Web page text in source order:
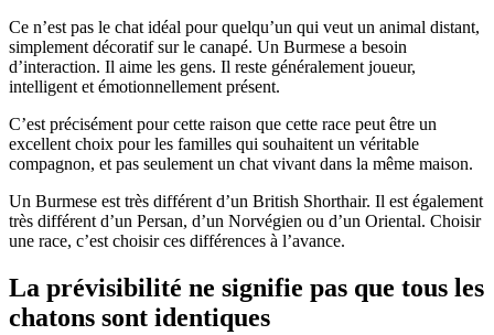
Ce n’est pas le chat idéal pour quelqu’un qui veut un animal distant,
simplement décoratif sur le canapé. Un Burmese a besoin
d’interaction. Il aime les gens. Il reste généralement joueur,
intelligent et émotionnellement présent.
C’est précisément pour cette raison que cette race peut être un
excellent choix pour les familles qui souhaitent un véritable
compagnon, et pas seulement un chat vivant dans la même maison.
Un Burmese est très différent d’un British Shorthair. Il est également
très différent d’un Persan, d’un Norvégien ou d’un Oriental. Choisir
une race, c’est choisir ces différences à l’avance.
La prévisibilité ne signifie pas que tous les
chatons sont identiques